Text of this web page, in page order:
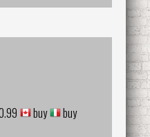
buy
buy